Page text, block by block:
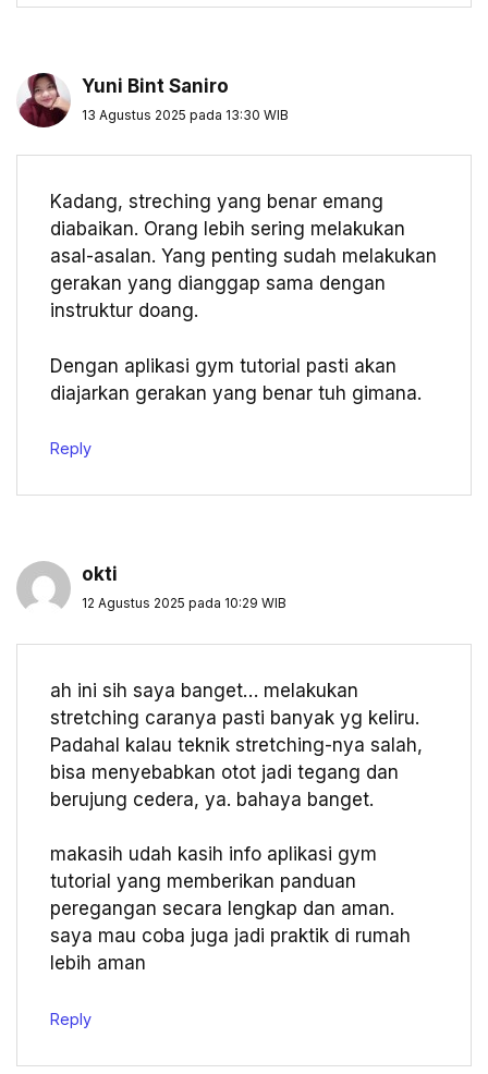
Yuni Bint Saniro
13 Agustus 2025 pada 13:30 WIB
Kadang, streching yang benar emang
diabaikan. Orang lebih sering melakukan
asal-asalan. Yang penting sudah melakukan
gerakan yang dianggap sama dengan
instruktur doang.
Dengan aplikasi gym tutorial pasti akan
diajarkan gerakan yang benar tuh gimana.
Reply
okti
12 Agustus 2025 pada 10:29 WIB
ah ini sih saya banget… melakukan
stretching caranya pasti banyak yg keliru.
Padahal kalau teknik stretching-nya salah,
bisa menyebabkan otot jadi tegang dan
berujung cedera, ya. bahaya banget.
makasih udah kasih info aplikasi gym
tutorial yang memberikan panduan
peregangan secara lengkap dan aman.
saya mau coba juga jadi praktik di rumah
lebih aman
Reply